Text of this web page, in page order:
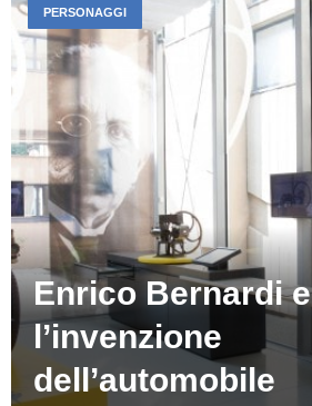
Enrico Bernardi e
l’invenzione
dell’automobile
PERSONAGGI